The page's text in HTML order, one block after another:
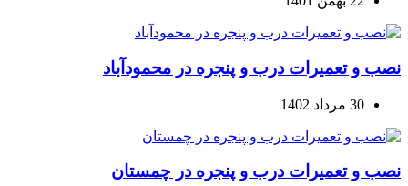
نصب و تعمیرات درب و پنجره در محمودآباد
30 مرداد 1402
نصب و تعمیرات درب و پنجره در چمستان